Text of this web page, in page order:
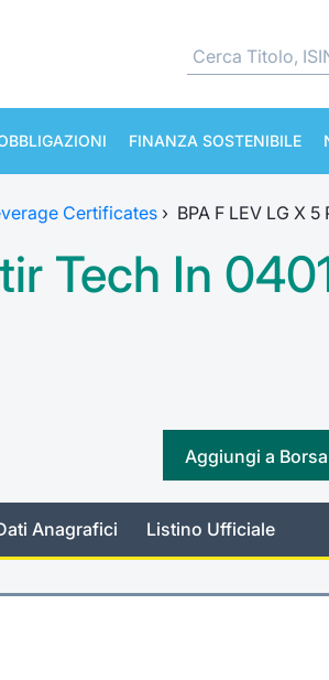
FINANZA SOSTENIBILE
Certificates › BPA F LEV LG X
Tech In
Aggiungi a
Anagrafici Listino Ufficiale